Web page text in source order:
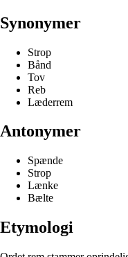
Synonymer
Strop
Bånd
Tov
Reb
Læderrem
Antonymer
Spænde
Strop
Lænke
Bælte
Etymologi